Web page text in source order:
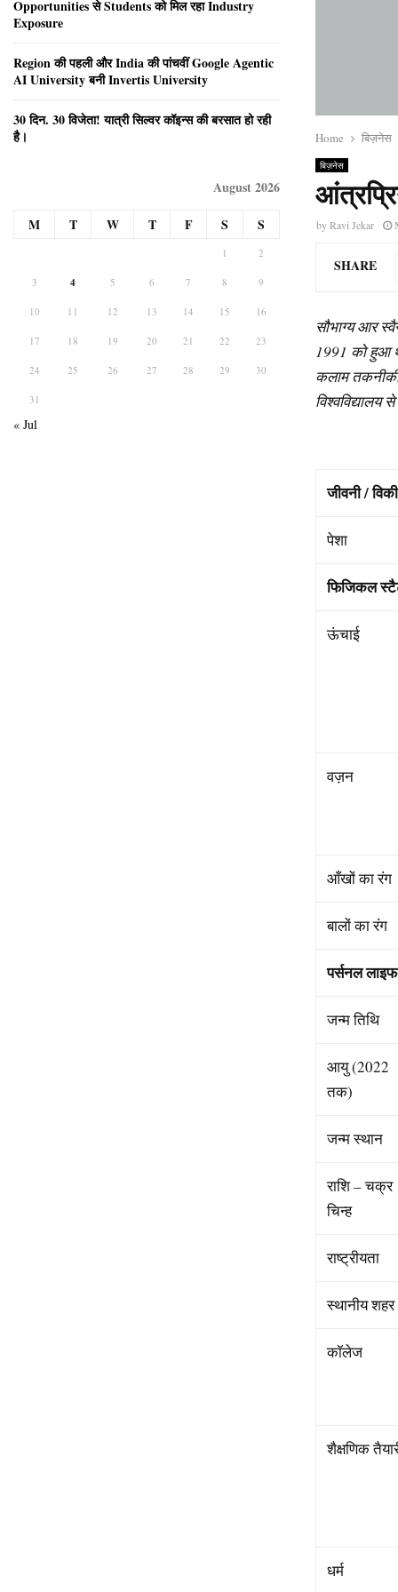
Home बिज़नेस
बिज़नेस
byRavi Jekar
SHARE
सौभाग्य आर
1991 को हुआ
कलाम
विश्वविद्यालय से
जीवनी/विकी
पेशा
फिजिकल
ऊंचाई
वज़न
आँखों का रंग
बालों का रंग
पर्सनललाइफ
जन्म तिथि
आयु (2022
तक)
जन्म स्थान
राशि – चक्र
चिन्ह
राष्ट्रीयता
स्थानीय शहर
कॉलेज
शैक्षणिक
धर्म
Opportunities से Students को मिल रहा Industry
Exposure
Region की पहली और India की पांचवीं Google Agentic
AI University बनी Invertis University
30 दिन. 30 विजेता! यात्री सिल्वर कॉइन्स की बरसात हो रही
है।
August 2026
M
T W T F S S
1 2
3 4 5 6 7 8 9
10 11 12 13 14 15 16
17 18 19 20 21 22 23
24 25 26 27 28 29 30
31
« Jul